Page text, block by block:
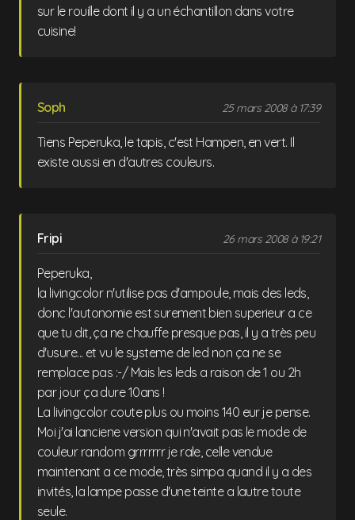
sur le rouille dont il y a un échantillon dans votre
cuisine!
Soph 25 mars 2008 à 17:39
Tiens Peperuka, le tapis, c'est Hampen, en vert. Il
existe aussi en d'autres couleurs.
Fripi 26 mars 2008 à 19:21
Peperuka,
la livingcolor n'utilise pas d'ampoule, mais des leds,
donc l'autonomie est surement bien superieur a ce
que tu dit, ça ne chauffe presque pas, il y a très peu
d'usure... et vu le systeme de led non ça ne se
remplace pas :-/ Mais les leds a raison de 1 ou 2h
par jour ça dure 10ans !
La livingcolor coute plus ou moins 140 eur je pense.
Moi j'ai lanciene version qui n'avait pas le mode de
couleur random grrrrrrr je rale, celle vendue
maintenant a ce mode, très simpa quand il y a des
invités, la lampe passe d'une teinte a lautre toute
seule.